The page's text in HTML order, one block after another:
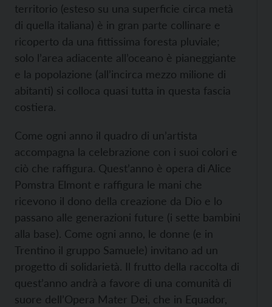
territorio (esteso su una superficie circa metà
di quella italiana) è in gran parte collinare e
ricoperto da una fittissima foresta pluviale;
solo l’area adiacente all’oceano è pianeggiante
e la popolazione (all’incirca mezzo milione di
abitanti) si colloca quasi tutta in questa fascia
costiera.
Come ogni anno il quadro di un’artista
accompagna la celebrazione con i suoi colori e
ciò che raffigura. Quest’anno è opera di Alice
Pomstra Elmont e raffigura le mani che
ricevono il dono della creazione da Dio e lo
passano alle generazioni future (i sette bambini
alla base). Come ogni anno, le donne (e in
Trentino il gruppo Samuele) invitano ad un
progetto di solidarietà. Il frutto della raccolta di
quest’anno andrà a favore di una comunità di
suore dell’Opera Mater Dei, che in Equador,